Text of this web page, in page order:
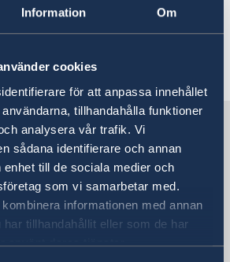
Information Om
cookies
för att anpassa innehållet
tillhandahålla funktioner
analysera vår trafik. Vi
sådana identifierare och annan
enhet till de sociala medier och
som vi samarbetar med.
informationen med annan
tillhandahållit eller som de har
använt deras tjänster.
sep. 2022, 13.29